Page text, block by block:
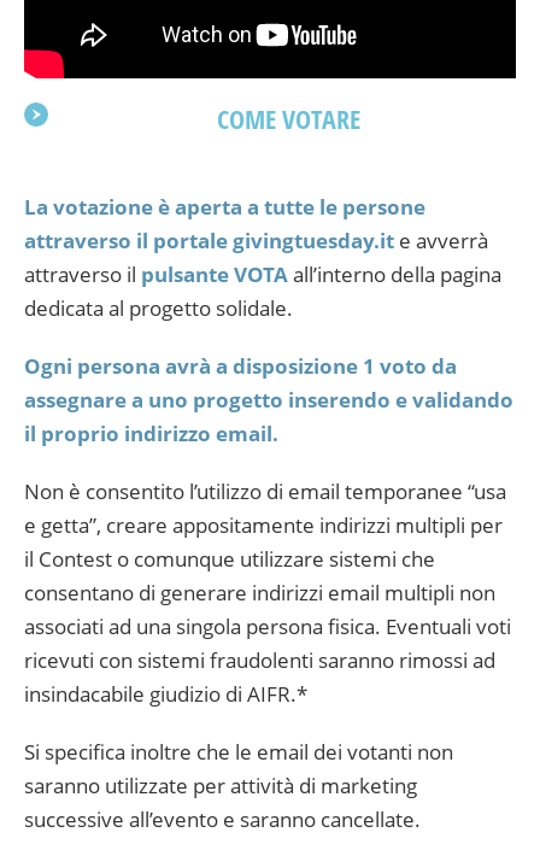
COME VOTARE
La votazione è aperta a tutte le persone
attraverso il portale givingtuesday.it e avverrà
attraverso il pulsante VOTAall’interno della pagina
dedicata al progetto solidale.
Ogni persona avrà a disposizione 1 voto da
assegnare a uno progetto inserendo e validando
il proprio indirizzo email.
Non è consentito l’utilizzo di email temporanee “usa
e getta”, creare appositamente indirizzi multipli per
il Contest o comunque utilizzare sistemi che
consentano di generare indirizzi email multipli non
associati ad una singola persona fisica. Eventuali voti
ricevuti con sistemi fraudolenti saranno rimossi ad
insindacabile giudizio di AIFR.*
Si specifica inoltre che le email dei votanti non
saranno utilizzate per attività di marketing
successive all’evento e saranno cancellate.